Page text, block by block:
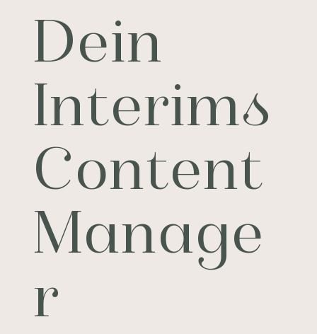
Dein
Interims
Content
Manage
r